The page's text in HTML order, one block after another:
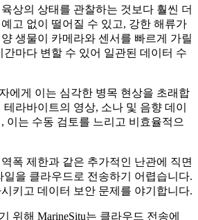
상의 상태를 관찰하는 것보다 훨씬 더
고 없이 떨어질 수 있고, 강한 해류가
생물이 카메라와 센서를 빠르게 가릴
마다 변할 수 있어 일관된 데이터 수
에게 이는 심각한 병목 현상을 초래합
라바이트의 영상, 소나 및 음향 데이
이는 수동 검토를 느리고 비효율적으
폭 제한과 같은 추가적인 난관에 직면
을 클라우드로 전송하기 어렵습니다.
키고 데이터 보안 문제를 야기합니다.
위해 MarineSitu는 클라우드 전송에